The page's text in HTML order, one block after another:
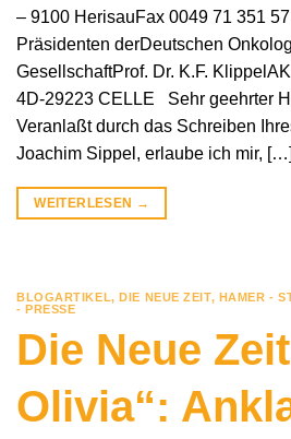
– 9100 HerisauFax 0049 71 351
Präsidenten derDeutschen
GesellschaftProf. Dr. K.F.
4D-29223 CELLE Sehr geehrter
Veranlaßt durch das Schreiben
Joachim Sippel, erlaube ich mir, […]
WEITERLESEN →
BLOGARTIKEL,DIE NEUE ZEIT, HAMER -
- PRESSE
Die Neue
Olivia“: